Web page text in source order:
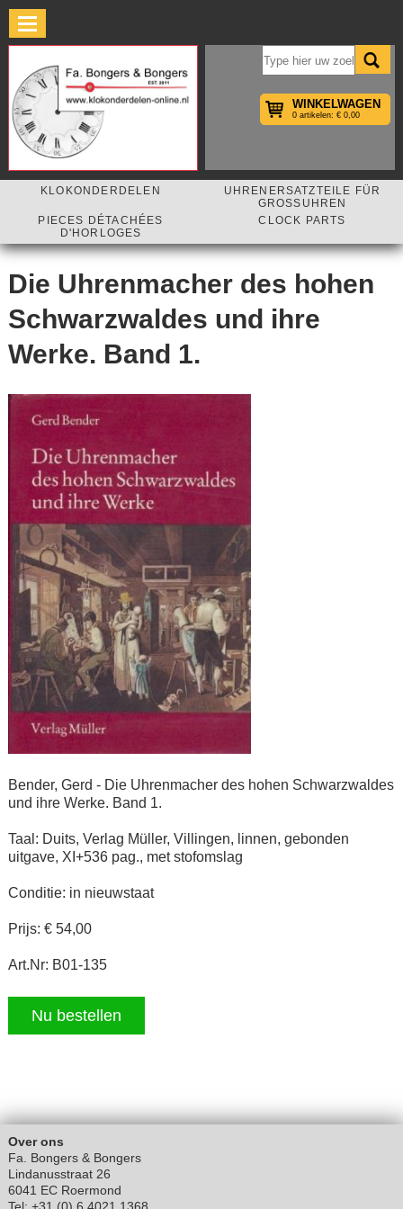
WINKELWAGEN
0 artikelen: € 0,00
KLOKONDERDELEN
UHRENERSATZTEILE FÜR
GROSSUHREN
PIECES DÉTACHÉES
D'HORLOGES
CLOCK PARTS
Die Uhrenmacher des hohen
Schwarzwaldes und ihre
Werke. Band 1.
Bender, Gerd - Die Uhrenmacher des hohen Schwarzwaldes
und ihre Werke. Band 1.
Taal: Duits, Verlag Müller, Villingen, linnen, gebonden
uitgave, XI+536 pag., met stofomslag
Conditie: in nieuwstaat
Prijs: € 54,00
Art.Nr: B01-135
Nu bestellen
Over ons
Fa. Bongers & Bongers
Lindanusstraat 26
6041 EC Roermond